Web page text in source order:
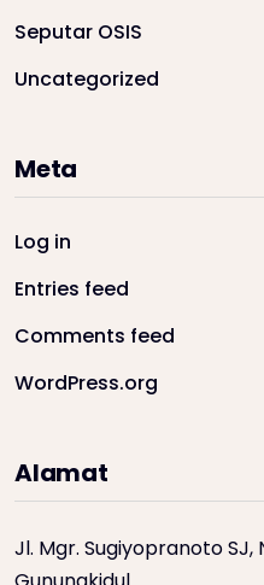
Seputar OSIS
Uncategorized
Meta
Log in
Entries feed
Comments feed
WordPress.org
Alamat
Jl. Mgr. Sugiyopranoto SJ,